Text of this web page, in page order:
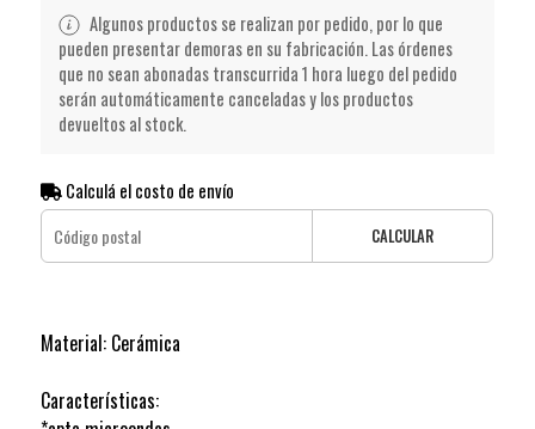
Algunos productos se realizan por pedido, por lo que
pueden presentar demoras en su fabricación. Las órdenes
que no sean abonadas transcurrida 1 hora luego del pedido
serán automáticamente canceladas y los productos
devueltos al stock.
Calculá el costo de envío
CALCULAR
Material: Cerámica
Características: